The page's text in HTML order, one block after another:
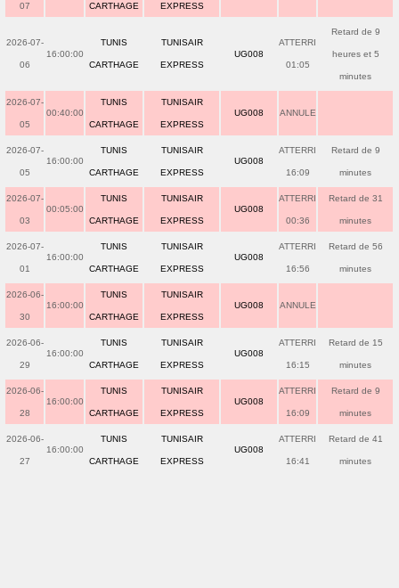
07 CARTHAGE EXPRESS
2026-07-
06
16:00:00
TUNIS
CARTHAGE
TUNISAIR
EXPRESS
UG008
ATTERRI
01:05
Retard de 9
heures et 5
minutes
2026-07-
05
00:40:00
TUNIS
CARTHAGE
TUNISAIR
EXPRESS
UG008 ANNULE
2026-07-
05
16:00:00
TUNIS
CARTHAGE
TUNISAIR
EXPRESS
UG008
ATTERRI
16:09
Retard de 9
minutes
2026-07-
03
00:05:00
TUNIS
CARTHAGE
TUNISAIR
EXPRESS
UG008
ATTERRI
00:36
Retard de 31
minutes
2026-07-
01
16:00:00
TUNIS
CARTHAGE
TUNISAIR
EXPRESS
UG008
ATTERRI
16:56
Retard de 56
minutes
2026-06-
30
16:00:00
TUNIS
CARTHAGE
TUNISAIR
EXPRESS
UG008 ANNULE
2026-06-
29
16:00:00
TUNIS
CARTHAGE
TUNISAIR
EXPRESS
UG008
ATTERRI
16:15
Retard de 15
minutes
2026-06-
28
16:00:00
TUNIS
CARTHAGE
TUNISAIR
EXPRESS
UG008
ATTERRI
16:09
Retard de 9
minutes
2026-06-
27
16:00:00
TUNIS
CARTHAGE
TUNISAIR
EXPRESS
UG008
ATTERRI
16:41
Retard de 41
minutes